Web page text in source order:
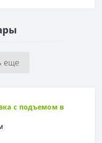
Горячее тиснение
еще
с подъемом в